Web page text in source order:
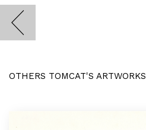
OTHERS TOMCAT'S ARTWORKS